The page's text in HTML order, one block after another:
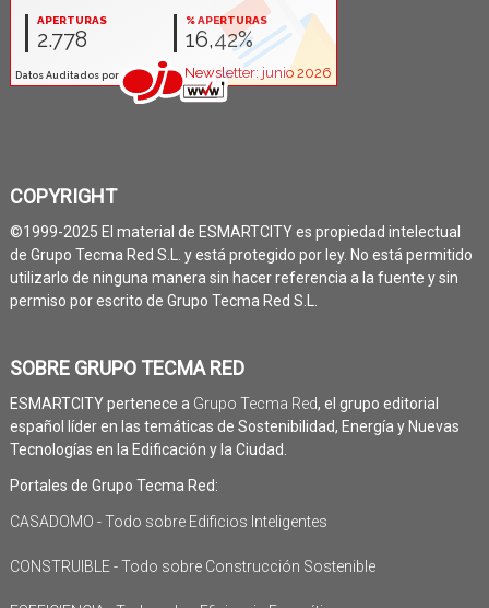
COPYRIGHT
©1999-2025 El material de ESMARTCITY es propiedad intelectual
de Grupo Tecma Red S.L. y está protegido por ley. No está permitido
utilizarlo de ninguna manera sin hacer referencia a la fuente y sin
permiso por escrito de Grupo Tecma Red S.L.
SOBRE GRUPO TECMA RED
ESMARTCITY pertenece a Grupo Tecma Red, el grupo editorial
español líder en las temáticas de Sostenibilidad, Energía y Nuevas
Tecnologías en la Edificación y la Ciudad.
Portales de Grupo Tecma Red:
CASADOMO - Todo sobre Edificios Inteligentes
CONSTRUIBLE - Todo sobre Construcción Sostenible